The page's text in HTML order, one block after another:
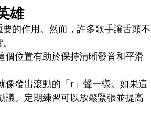
雄
的作用。然而，許多歌手讓舌頭不
位置有助於保持清晰發音和平滑
像發出滾動的「r」聲一樣。如果這
議。定期練習可以放鬆緊張並提高